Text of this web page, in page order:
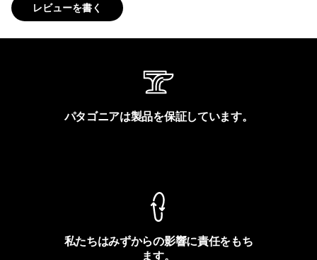
レビューを書く
パタゴニアは製品を保証しています。
私たちはみずからの影響に責任をもち
ます。